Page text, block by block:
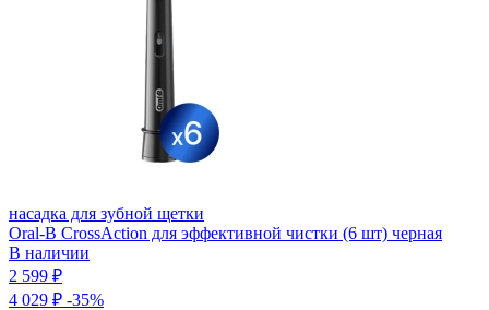
насадка для зубной щетки
Oral-B CrossAction для эффективной чистки (6 шт) черная
В наличии
2 599 ₽
4 029 ₽ -35%